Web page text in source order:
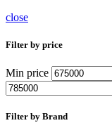
close
Filter by price
Min price
Filter by Brand